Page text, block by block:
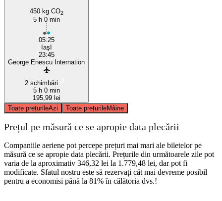
450 kg CO2
5 h 0 min
05:25
IaşI
23:45
George Enescu Internation
2 schimbări
5 h 0 min
195,99 lei
Toate prețurileAzi Toate prețurileMâine
Prețul pe măsură ce se apropie data plecării
Companiile aeriene pot percepe prețuri mai mari ale biletelor pe
măsură ce se apropie data plecării. Prețurile din următoarele zile pot
varia de la aproximativ 346,32 lei la 1.779,48 lei, dar pot fi
modificate. Sfatul nostru este să rezervați cât mai devreme posibil
pentru a economisi până la 81% în călătoria dvs.!